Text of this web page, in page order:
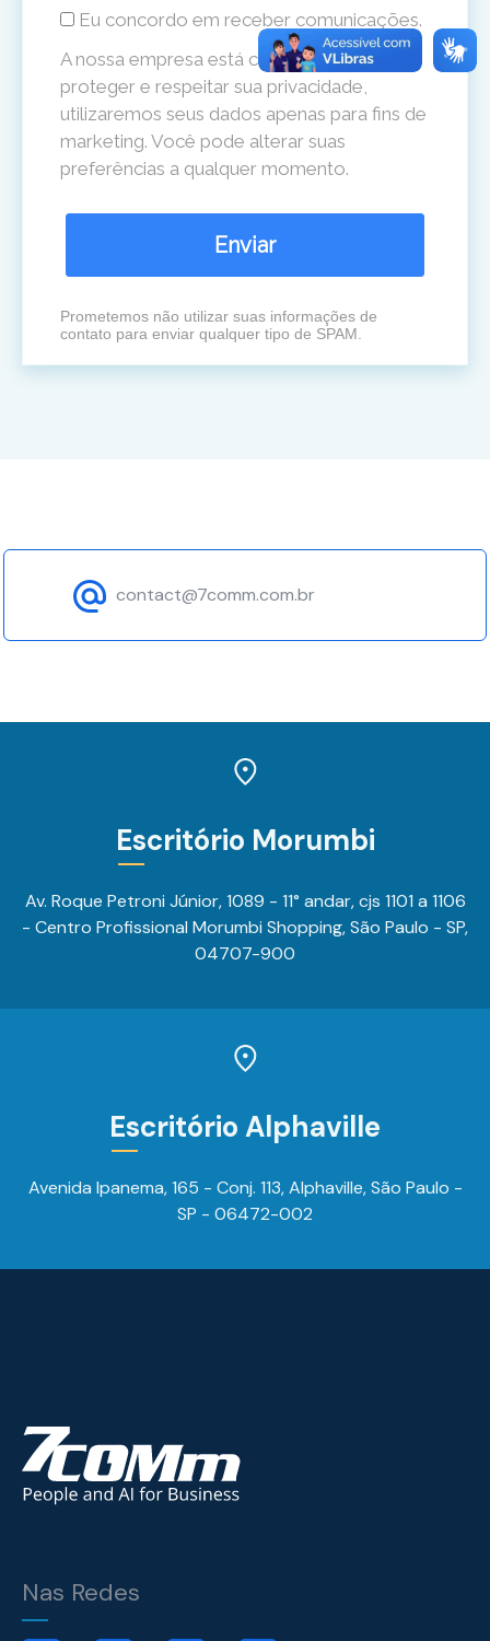
Eu concordo em receber comunicações.
A nossa empresa está comprometida a
proteger e respeitar sua privacidade,
utilizaremos seus dados apenas para fins de
marketing. Você pode alterar suas
preferências a qualquer momento.
Enviar
Prometemos não utilizar suas informações de
contato para enviar qualquer tipo de SPAM.
contact@7comm.com.br
Escritório Morumbi
Av. Roque Petroni Júnior, 1089 - 11° andar, cjs 1101 a 1106
- Centro Profissional Morumbi Shopping, São Paulo - SP,
04707-900
Escritório Alphaville
Avenida Ipanema, 165 - Conj. 113, Alphaville, São Paulo -
SP - 06472-002
Nas Redes